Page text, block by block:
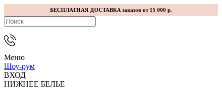
БЕСПЛАТНАЯ ДОСТАВКА заказов от 15 000 р.
Меню
Шоу-рум
ВХОД
НИЖНЕЕ БЕЛЬЕ